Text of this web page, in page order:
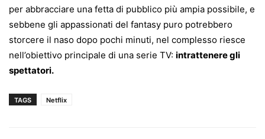
per abbracciare una fetta di pubblico più ampia possibile, e
sebbene gli appassionati del fantasy puro potrebbero
storcere il naso dopo pochi minuti, nel complesso riesce
nell’obiettivo principale di una serie TV: intrattenere gli
spettatori.
TAGS Netflix